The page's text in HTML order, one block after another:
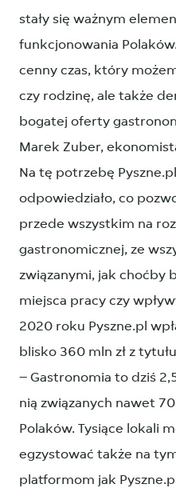
stały się ważnym
funkcjonowania
cenny czas, który
czy rodzinę, ale także
bogatej oferty
Marek Zuber,
Na tę potrzebę
odpowiedziało, co
przede wszystkim na
gastronomicznej, ze
związanymi, jak choćby
miejsca pracy czy
2020 roku Pyszne.pl
blisko 360 mln zł z tytułu
– Gastronomia to dziś
nią związanych nawet
Polaków. Tysiące lokali
egzystować także na
platformom jak